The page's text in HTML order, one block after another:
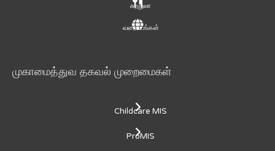
சுற்றுலா
வரைபடங்கள்
முகாமைத்துவ தகவல் முறைமைகள்
Childcare MIS
ProMIS